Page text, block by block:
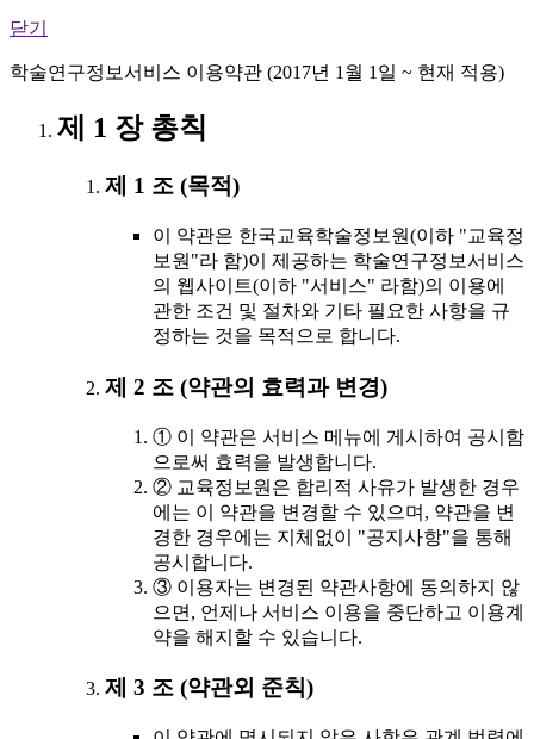
닫기
학술연구정보서비스 이용약관 (2017년 1월 1일 ~ 현재 적용)
제 1 장 총칙
제 1 조 (목적)
이 약관은 한국교육학술정보원(이하 "교육정
보원"라 함)이 제공하는 학술연구정보서비스
의 웹사이트(이하 "서비스" 라함)의 이용에
관한 조건 및 절차와 기타 필요한 사항을 규
정하는 것을 목적으로 합니다.
제 2 조 (약관의 효력과 변경)
① 이 약관은 서비스 메뉴에 게시하여 공시함
으로써 효력을 발생합니다.
② 교육정보원은 합리적 사유가 발생한 경우
에는 이 약관을 변경할 수 있으며, 약관을 변
경한 경우에는 지체없이 "공지사항"을 통해
공시합니다.
③ 이용자는 변경된 약관사항에 동의하지 않
으면, 언제나 서비스 이용을 중단하고 이용계
약을 해지할 수 있습니다.
제 3 조 (약관외 준칙)